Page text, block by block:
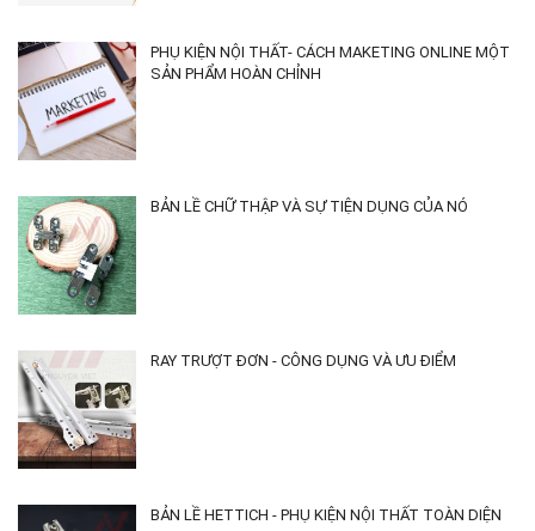
PHỤ KIỆN NỘI THẤT- CÁCH MAKETING ONLINE MỘT
SẢN PHẨM HOÀN CHỈNH
BẢN LỀ CHỮ THẬP VÀ SỰ TIỆN DỤNG CỦA NÓ
RAY TRƯỢT ĐƠN - CÔNG DỤNG VÀ ƯU ĐIỂM
BẢN LỀ HETTICH - PHỤ KIỆN NỘI THẤT TOÀN DIỆN